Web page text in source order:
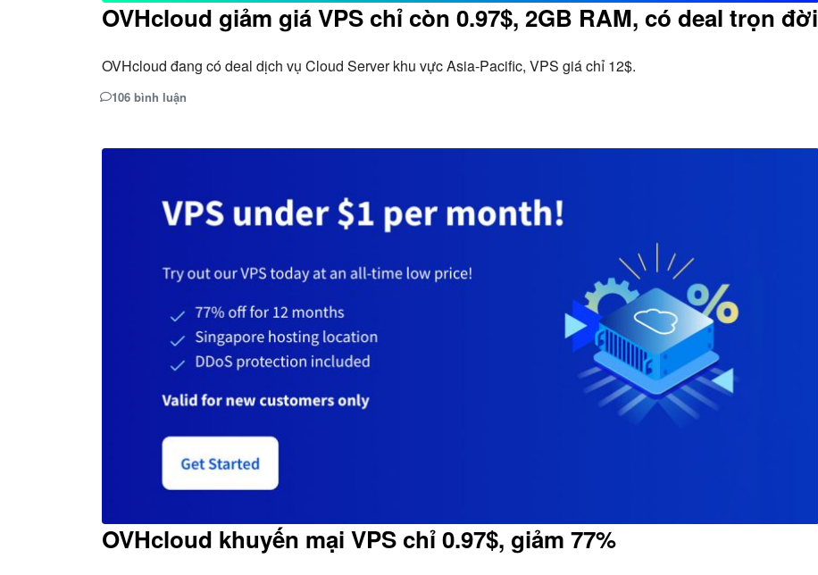
OVHcloud giảm giá VPS chỉ còn 0.97$, 2GB RAM, có deal trọn đời
OVHcloud đang có deal dịch vụ Cloud Server khu vực Asia-Pacific, VPS giá chỉ 12$.
106 bình luận
OVHcloud khuyến mại VPS chỉ 0.97$, giảm 77%